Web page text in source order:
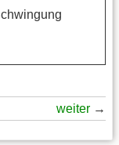
weiter →